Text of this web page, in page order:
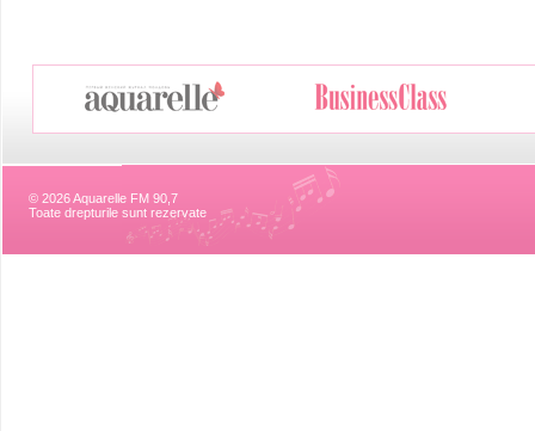
© 2026 Aquarelle FM 90,7
Toate drepturile sunt rezervate